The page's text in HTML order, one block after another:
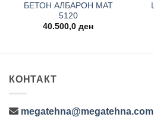
БЕТОН АЛБАРОН МАТ
5120
40.500,0 ден
КОНТАКТ
megatehna@megatehna.com